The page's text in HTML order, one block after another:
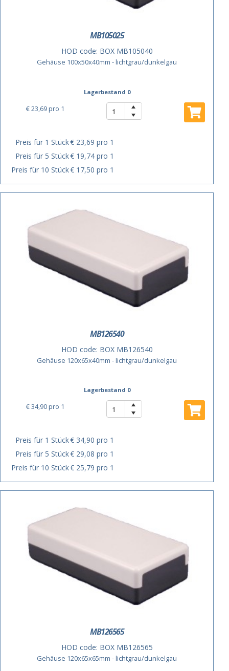
MB105025
HOD code: BOX MB105040
Gehäuse 100x50x40mm - lichtgrau/dunkelgau
Lagerbestand 0
€ 23,69pro 1
Preis für 1 Stück€ 23,69 pro 1
Preis für 5 Stück€ 19,74 pro 1
Preis für 10 Stück€ 17,50 pro 1
MB126540
HOD code: BOX MB126540
Gehäuse 120x65x40mm - lichtgrau/dunkelgau
Lagerbestand 0
€ 34,90pro 1
Preis für 1 Stück€ 34,90 pro 1
Preis für 5 Stück€ 29,08 pro 1
Preis für 10 Stück€ 25,79 pro 1
MB126565
HOD code: BOX MB126565
Gehäuse 120x65x65mm - lichtgrau/dunkelgau